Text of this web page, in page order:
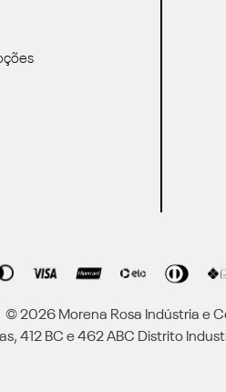
© 2026 Morena Rosa Indústria e
412 BC e 462 ABC Distrito